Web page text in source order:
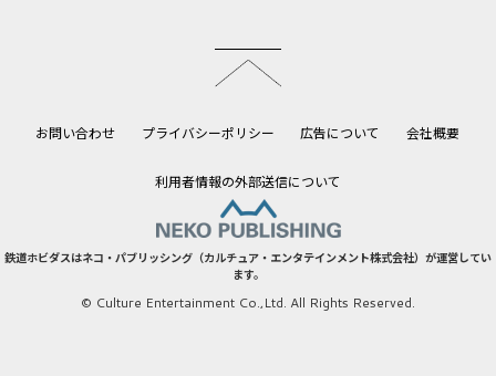
お問い合わせ プライバシーポリシー 広告について 会社概要
利用者情報の外部送信について
鉄道ホビダスはネコ・パブリッシング（カルチュア・エンタテインメント株式会社）が運営してい
ます。
© Culture Entertainment Co.,Ltd. All Rights Reserved.